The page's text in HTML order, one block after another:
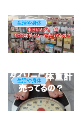
生活や身体
生活や身体